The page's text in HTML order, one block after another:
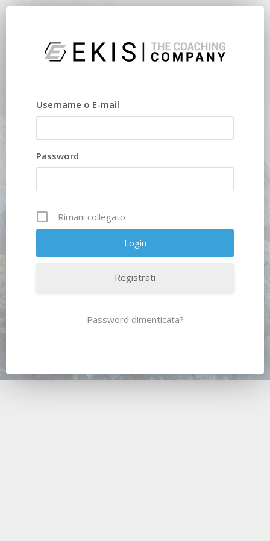
Username o E-mail
Password
Rimani collegato
Registrati
Password dimenticata?